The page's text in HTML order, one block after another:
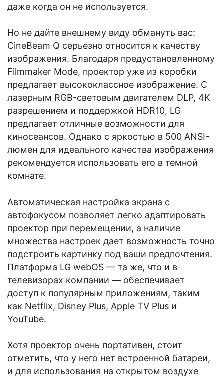
даже когда он не используется.
Но не дайте внешнему виду обмануть вас:
CineBeam Q серьезно относится к качеству
изображения. Благодаря предустановленному
Filmmaker Mode, проектор уже из коробки
предлагает высококлассное изображение. С
лазерным RGB-световым двигателем DLP, 4K
разрешением и поддержкой HDR10, LG
предлагает отличные возможности для
киносеансов. Однако с яркостью в 500 ANSI-
люмен для идеального качества изображения
рекомендуется использовать его в темной
комнате.
Автоматическая настройка экрана с
автофокусом позволяет легко адаптировать
проектор при перемещении, а наличие
множества настроек дает возможность точно
подстроить картинку под ваши предпочтения.
Платформа LG webOS — та же, что и в
телевизорах компании — обеспечивает
доступ к популярным приложениям, таким
как Netflix, Disney Plus, Apple TV Plus и
YouTube.
Хотя проектор очень портативен, стоит
отметить, что у него нет встроенной батареи,
и для использования на открытом воздухе